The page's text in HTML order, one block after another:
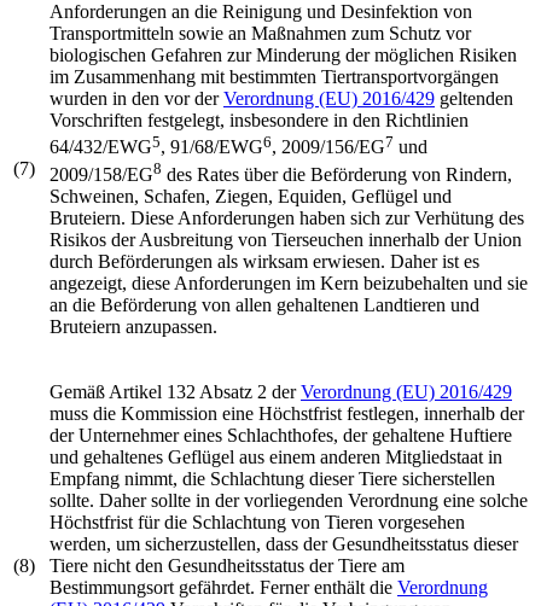
(7)
Anforderungen an die Reinigung und Desinfektion von
Transportmitteln sowie an Maßnahmen zum Schutz vor
biologischen Gefahren zur Minderung der möglichen Risiken
im Zusammenhang mit bestimmten Tiertransportvorgängen
wurden in den vor derVerordnung (EU) 2016/429 geltenden
Vorschriften festgelegt, insbesondere in den Richtlinien
64/432/EWG5, 91/68/EWG6, 2009/156/EG7 und
2009/158/EG8 des Rates über die Beförderung von Rindern,
Schweinen, Schafen, Ziegen, Equiden, Geflügel und
Bruteiern. Diese Anforderungen haben sich zur Verhütung des
Risikos der Ausbreitung von Tierseuchen innerhalb der Union
durch Beförderungen als wirksam erwiesen. Daher ist es
angezeigt, diese Anforderungen im Kern beizubehalten und sie
an die Beförderung von allen gehaltenen Landtieren und
Bruteiern anzupassen.
(8)
Gemäß Artikel 132 Absatz 2 derVerordnung (EU) 2016/429
muss die Kommission eine Höchstfrist festlegen, innerhalb der
der Unternehmer eines Schlachthofes, der gehaltene Huftiere
und gehaltenes Geflügel aus einem anderen Mitgliedstaat in
Empfang nimmt, die Schlachtung dieser Tiere sicherstellen
sollte. Daher sollte in der vorliegenden Verordnung eine solche
Höchstfrist für die Schlachtung von Tieren vorgesehen
werden, um sicherzustellen, dass der Gesundheitsstatus dieser
Tiere nicht den Gesundheitsstatus der Tiere am
Bestimmungsort gefährdet. Ferner enthält die Verordnung